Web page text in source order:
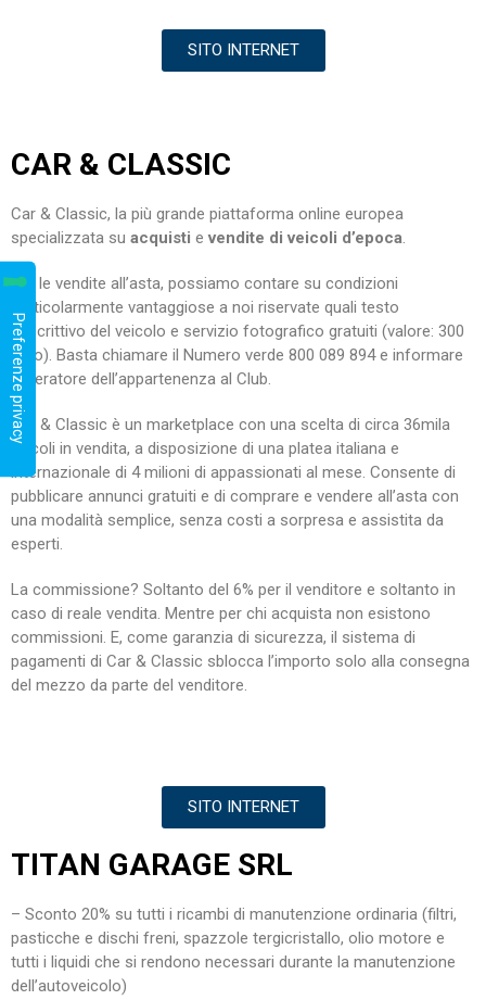
SITO INTERNET
CAR & CLASSIC
Car & Classic, la più grande piattaforma online europea
specializzata su acquisti evendite di veicoli d’epoca.
Per le vendite all’asta, possiamo contare su condizioni
particolarmente vantaggiose a noi riservate quali testo
descrittivo del veicolo e servizio fotografico gratuiti (valore: 300
euro). Basta chiamare il Numero verde 800 089 894 e informare
l’operatore dell’appartenenza al Club.
Car & Classic è un marketplace con una scelta di circa 36mila
veicoli in vendita, a disposizione di una platea italiana e
internazionale di 4 milioni di appassionati al mese. Consente di
pubblicare annunci gratuiti e di comprare e vendere all’asta con
una modalità semplice, senza costi a sorpresa e assistita da
esperti.
La commissione? Soltanto del 6% per il venditore e soltanto in
caso di reale vendita. Mentre per chi acquista non esistono
commissioni. E, come garanzia di sicurezza, il sistema di
pagamenti di Car & Classic sblocca l’importo solo alla consegna
del mezzo da parte del venditore.
SITO INTERNET
TITAN GARAGE SRL
– Sconto 20% su tutti i ricambi di manutenzione ordinaria (filtri,
pasticche e dischi freni, spazzole tergicristallo, olio motore e
tutti i liquidi che si rendono necessari durante la manutenzione
dell’autoveicolo)